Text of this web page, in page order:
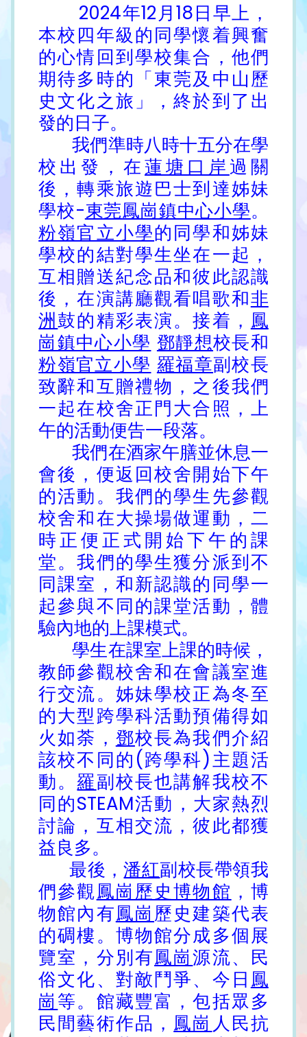
2024年12月18日早上，
本校四年級的同學懷着興奮
的心情回到學校集合，他們
期待多時的「東莞及中山歷
史文化之旅」，終於到了出
發的日子。
我們準時八時十五分在學
校出發，在蓮塘口岸過關
後，轉乘旅遊巴士到達姊妹
學校-東莞鳳崗鎮中心小學。
粉嶺官立小學的同學和姊妹
學校的結對學生坐在一起，
互相贈送紀念品和彼此認識
後，在演講廳觀看唱歌和非
洲鼓的精彩表演。接着， 鳳
崗鎮中心小學 鄧靜想校長和
粉嶺官立小學 羅福章副校長
致辭和互贈禮物，之後我們
一起在校舍正門大合照，上
午的活動便告一段落。
我們在酒家午膳並休息一
會後，便返回校舍開始下午
的活動。我們的學生先參觀
校舍和在大操場做運動，二
時正便正式開始下午的課
堂。我們的學生獲分派到不
同課室，和新認識的同學一
起參與不同的課堂活動，體
驗內地的上課模式。
學生在課室上課的時候，
教師參觀校舍和在會議室進
行交流。姊妹學校正為冬至
的大型跨學科活動預備得如
火如荼， 鄧校長為我們介紹
該校不同的(跨學科)主題活
動。羅副校長也講解我校不
同的STEAM活動，大家熱烈
討論，互相交流，彼此都獲
益良多。
最後，潘紅副校長帶領我
們參觀鳳崗歷史博物館 ，博
物館內有鳳崗歷史建築代表
的碉樓。博物館分成多個展
覽室，分別有鳳崗源流、民
俗文化、對敵鬥爭、今日鳳
崗等。館藏豐富，包括眾多
民間藝術作品， 鳳崗 人民抗